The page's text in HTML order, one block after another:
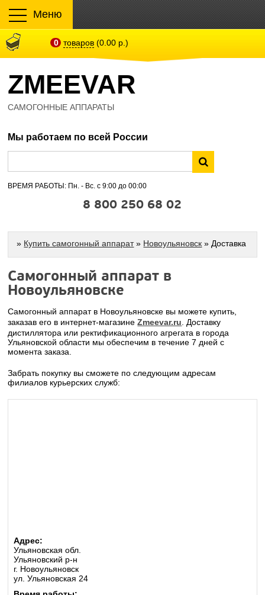
Меню
0 товаров (0.00 р.)
ZMEEVAR
САМОГОННЫЕ АППАРАТЫ
Мы работаем по всей России
ВРЕМЯ РАБОТЫ: Пн. - Вс. с 9:00 до 00:00
8 800 250 68 02
» Купить самогонный аппарат» Новоульяновск » Доставка
Самогонный аппарат в
Новоульяновске
Самогонный аппарат в Новоульяновске вы можете купить,
заказав его в интернет-магазинеZmeevar.ru . Доставку
дистиллятора или ректификационного агрегата в города
Ульяновской области мы обеспечим в течение 7 дней с
момента заказа.
Забрать покупку вы сможете по следующим адресам
филиалов курьерских служб:
Адрес:
Ульяновская обл.
Ульяновский р-н
г. Новоульяновск
ул. Ульяновская 24